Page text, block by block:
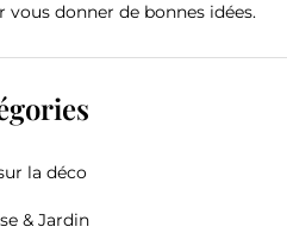
donner de bonnes idées.
la déco
& Jardin